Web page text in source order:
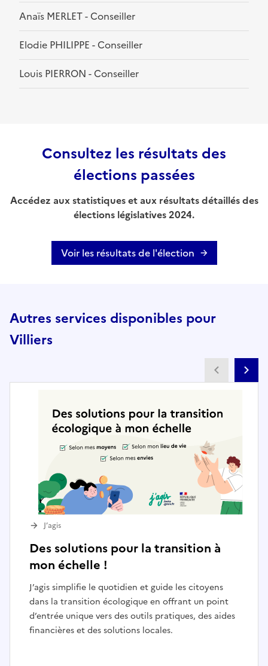
Anaïs MERLET - Conseiller
Elodie PHILIPPE - Conseiller
Louis PIERRON - Conseiller
Consultez les résultats des
élections passées
Accédez aux statistiques et aux résultats détaillés des
élections législatives 2024.
Voir les résultats de l'élection
Autres services disponibles pour
Villiers
Des solutions pour la transition à
mon échelle !
J’agis simplifie le quotidien et guide les citoyens
dans la transition écologique en offrant un point
d’entrée unique vers des outils pratiques, des aides
financières et des solutions locales.
J’agis